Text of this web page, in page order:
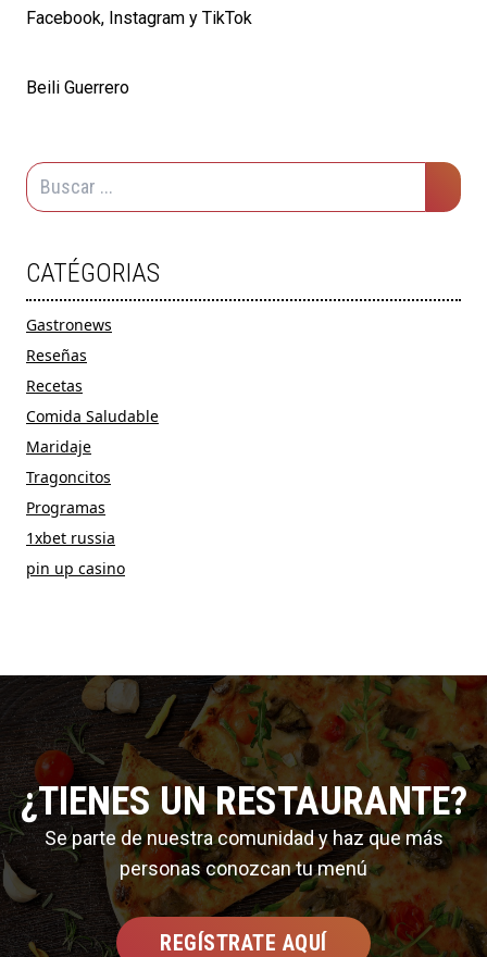
Facebook, Instagram y TikTok
Beili Guerrero
CATÉGORIAS
Gastronews
Reseñas
Recetas
Comida Saludable
Maridaje
Tragoncitos
Programas
1xbet russia
pin up casino
¿TIENES UN RESTAURANTE?
Se parte de nuestra comunidad y haz que más
personas conozcan tu menú
REGÍSTRATE AQUÍ